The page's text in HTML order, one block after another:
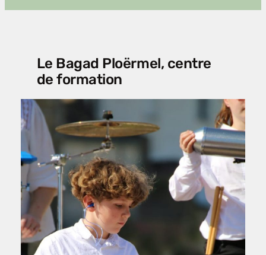
Le Bagad Ploërmel, centre
de formation